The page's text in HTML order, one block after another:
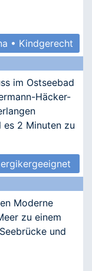
• Kindgerecht
im Ostseebad
Häcker-
es 2 Minuten zu
Moderne
zu einem
und